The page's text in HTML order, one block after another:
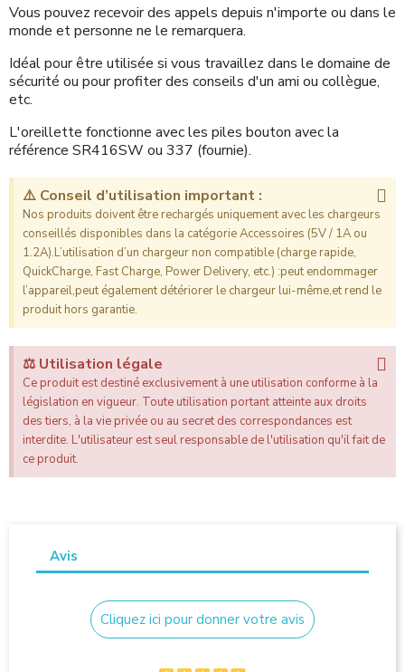
Vous pouvez recevoir des appels depuis n'importe ou dans le
monde et personne ne le remarquera.
Idéal pour être utilisée si vous travaillez dans le domaine de
sécurité ou pour profiter des conseils d'un ami ou collègue,
etc.
L'oreillette fonctionne avec les piles bouton avec la
référence SR416SW ou 337 (fournie).
⚠️ Conseil d’utilisation important :
Nos produits doivent être rechargés uniquement avec les chargeurs
conseillés disponibles dans la catégorie Accessoires (5V / 1A ou
1.2A).L’utilisation d’un chargeur non compatible (charge rapide,
QuickCharge, Fast Charge, Power Delivery, etc.) :peut endommager
l’appareil,peut également détériorer le chargeur lui-même,et rend le
produit hors garantie.
⚖️ Utilisation légale
Ce produit est destiné exclusivement à une utilisation conforme à la
législation en vigueur. Toute utilisation portant atteinte aux droits
des tiers, à la vie privée ou au secret des correspondances est
interdite. L'utilisateur est seul responsable de l'utilisation qu'il fait de
ce produit.
Avis
Cliquez ici pour donner votre avis